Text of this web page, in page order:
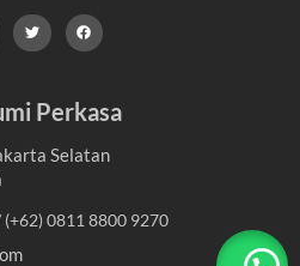
Perkasa
Selatan
0811 8800 9270